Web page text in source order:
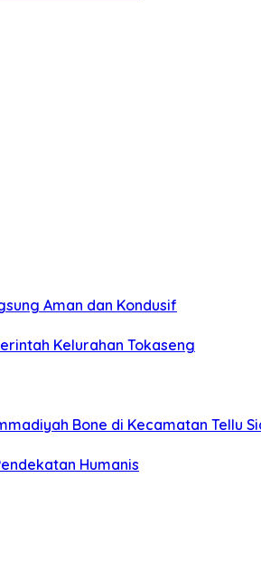
Aman dan Kondusif
Kelurahan Tokaseng
Bone di Kecamatan Tellu
Humanis